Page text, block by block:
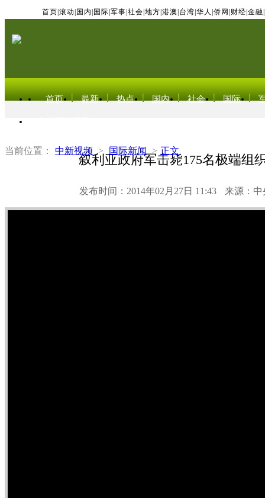
首页 滚动 国内 国际 军事 社会 地方 港澳 台湾 华人 侨网 财经 金融
首页 最新 热点 国内 社会 国际
当前位置： 中新视频 > 国际新闻 > 正文
叙利亚政府军击毙175名极端组
发布时间：2014年02月27日 11:43 来源：中